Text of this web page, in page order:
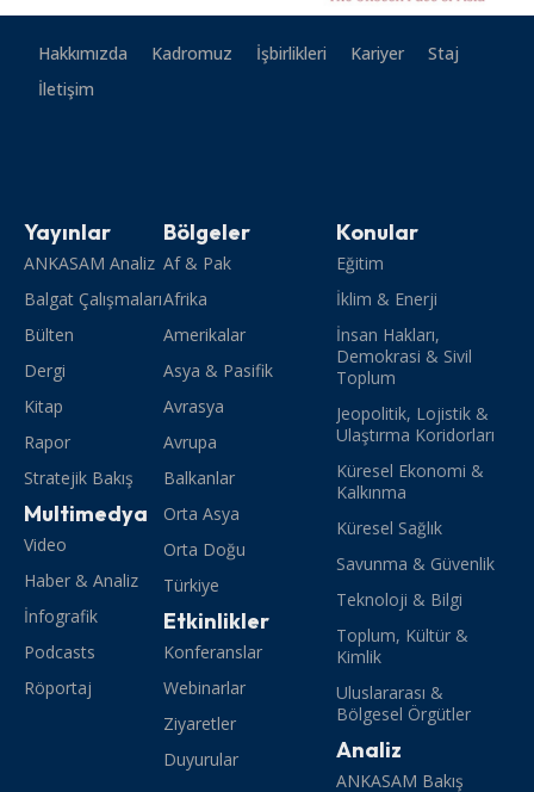
Hakkımızda Kadromuz İşbirlikleri Kariyer
Staj
İletişim
Yayınlar
ANKASAM Analiz
Balgat Çalışmaları
Bülten
Dergi
Kitap
Rapor
Stratejik Bakış
Multimedya
Video
Haber & Analiz
İnfografik
Podcasts
Röportaj
Bölgeler
Af & Pak
Afrika
Amerikalar
Asya & Pasifik
Avrasya
Avrupa
Balkanlar
Orta Asya
Orta Doğu
Türkiye
Etkinlikler
Konferanslar
Webinarlar
Ziyaretler
Duyurular
Konular
Eğitim
İklim & Enerji
İnsan Hakları,
Demokrasi & Sivil
Toplum
Jeopolitik, Lojistik &
Ulaştırma Koridorları
Küresel Ekonomi &
Kalkınma
Küresel Sağlık
Savunma & Güvenlik
Teknoloji & Bilgi
Toplum, Kültür &
Kimlik
Uluslararası &
Bölgesel Örgütler
Analiz
ANKASAM Bakış